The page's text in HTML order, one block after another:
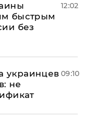
быстрым
без
12:02
украинцев
не
09:10